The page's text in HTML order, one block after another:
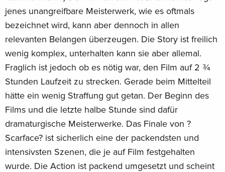
jenes unangreifbare Meisterwerk, wie es oftmals
bezeichnet wird, kann aber dennoch in allen
relevanten Belangen überzeugen. Die Story ist freilich
wenig komplex, unterhalten kann sie aber allemal.
Fraglich ist jedoch ob es nötig war, den Film auf 2 ¾
Stunden Laufzeit zu strecken. Gerade beim Mittelteil
hätte ein wenig Straffung gut getan. Der Beginn des
Films und die letzte halbe Stunde sind dafür
dramaturgische Meisterwerke. Das Finale von ?
Scarface? ist sicherlich eine der packendsten und
intensivsten Szenen, die je auf Film festgehalten
wurde. Die Action ist packend umgesetzt und scheint